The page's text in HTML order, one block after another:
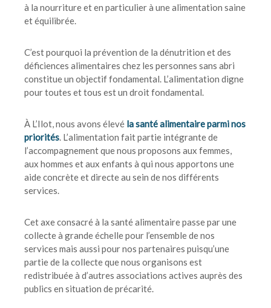
à la nourriture et en particulier à une alimentation saine
et équilibrée.
C’est pourquoi la prévention de la dénutrition et des
déficiences alimentaires chez les personnes sans abri
constitue un objectif fondamental. L’alimentation digne
pour toutes et tous est un droit fondamental.
À L’Ilot, nous avons élevé la santé alimentaire parmi nos
priorités. L’alimentation fait partie intégrante de
l’accompagnement que nous proposons aux femmes,
aux hommes et aux enfants à qui nous apportons une
aide concrète et directe au sein de nos différents
services.
Cet axe consacré à la santé alimentaire passe par une
collecte à grande échelle pour l’ensemble de nos
services mais aussi pour nos partenaires puisqu’une
partie de la collecte que nous organisons est
redistribuée à d’autres associations actives auprès des
publics en situation de précarité.